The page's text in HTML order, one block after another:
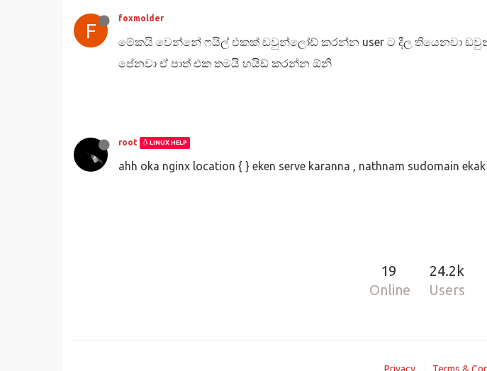
F
foxmolder
මේකයි වෙන්නේ ෆයිල් එකක් ඩවුන්ලෝඩ් කරන්න user ට දීල තියෙනවා
පේනවා ඒ පාත් එක තමයි හයිඩ් කරන්න ඕනි
root LINUX HELP
ahh oka nginx location { } eken serve karanna , nathnam sudomain
19
Online
24.2k
Users